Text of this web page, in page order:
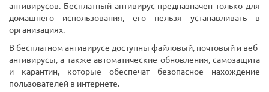
антивирусов. Бесплатный антивирус предназначен только для
домашнего использования, его нельзя устанавливать в
организациях.
В бесплатном антивирусе доступны файловый, почтовый и веб-
антивирусы, а также автоматические обновления, самозащита
и карантин, которые обеспечат безопасное нахождение
пользователей в интернете.